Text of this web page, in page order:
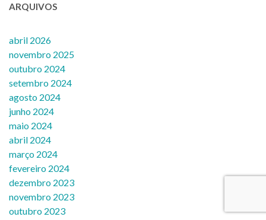
ARQUIVOS
abril 2026
novembro 2025
outubro 2024
setembro 2024
agosto 2024
junho 2024
maio 2024
abril 2024
março 2024
fevereiro 2024
dezembro 2023
novembro 2023
outubro 2023